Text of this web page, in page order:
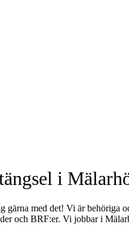
i
med det! Vi är
och BRF:er. Vi jobbar i